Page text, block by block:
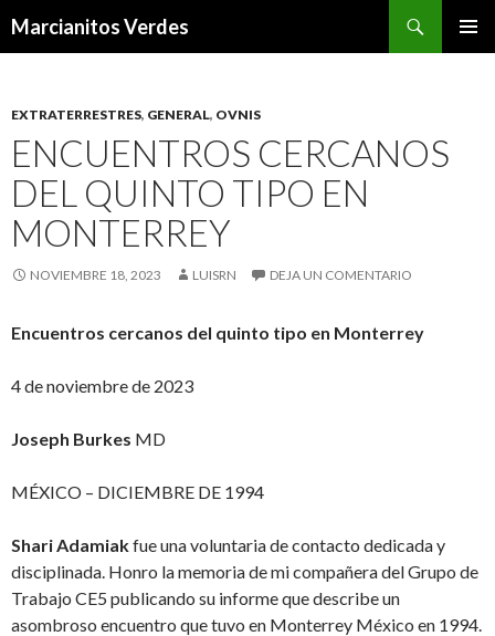
Marcianitos Verdes
EXTRATERRESTRES, GENERAL, OVNIS
ENCUENTROS CERCANOS
DEL QUINTO TIPO EN
MONTERREY
NOVIEMBRE 18, 2023 LUISRN DEJA UN COMENTARIO
Encuentros cercanos del quinto tipo en Monterrey
4 de noviembre de 2023
Joseph Burkes MD
MÉXICO – DICIEMBRE DE 1994
Shari Adamiakfue una voluntaria de contacto dedicada y
disciplinada. Honro la memoria de mi compañera del Grupo de
Trabajo CE5 publicando su informe que describe un
asombroso encuentro que tuvo en Monterrey México en 1994.